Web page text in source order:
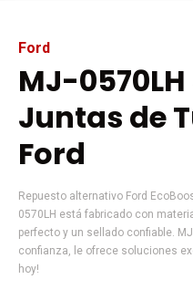
Ford
MJ-
Juntas de
Ford
Repuesto alternativo Ford
0570LH está fabricado con
perfecto y un sellado confiable.
confianza, le ofrece soluciones
hoy!